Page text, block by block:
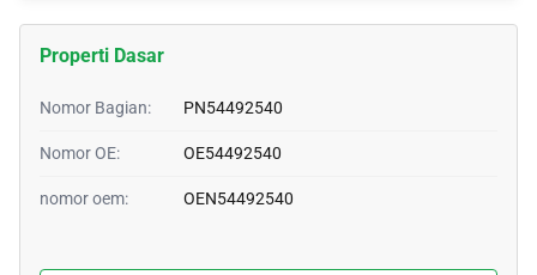
Properti Dasar
Nomor Bagian: PN54492540
Nomor OE: OE54492540
nomor oem: OEN54492540